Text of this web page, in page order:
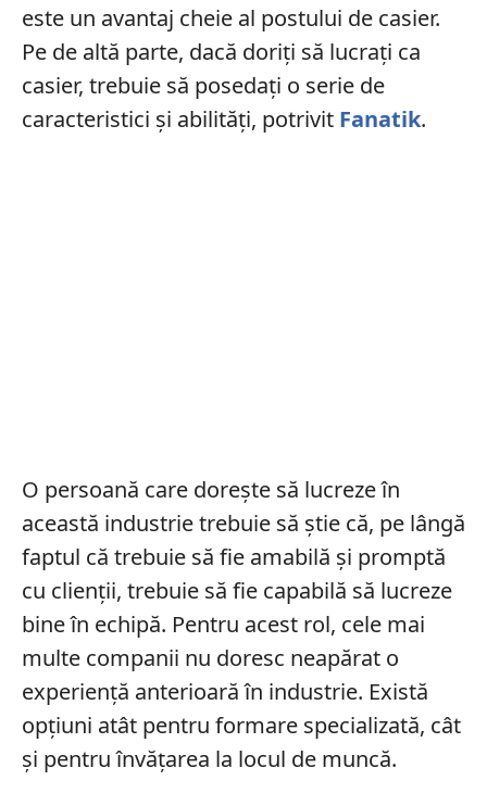
este un avantaj cheie al postului de casier.
Pe de altă parte, dacă doriți să lucrați ca
casier, trebuie să posedați o serie de
caracteristici și abilități, potrivit Fanatik.
O persoană care dorește să lucreze în
această industrie trebuie să știe că, pe lângă
faptul că trebuie să fie amabilă și promptă
cu clienții, trebuie să fie capabilă să lucreze
bine în echipă. Pentru acest rol, cele mai
multe companii nu doresc neapărat o
experiență anterioară în industrie. Există
opțiuni atât pentru formare specializată, cât
și pentru învățarea la locul de muncă.